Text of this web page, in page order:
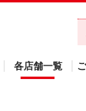
各店舗一覧